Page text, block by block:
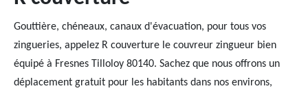
Gouttière, chéneaux, canaux d'évacuation, pour tous vos
zingueries, appelez R couverture le couvreur zingueur bien
équipé à Fresnes Tilloloy 80140. Sachez que nous offrons un
déplacement gratuit pour les habitants dans nos environs,